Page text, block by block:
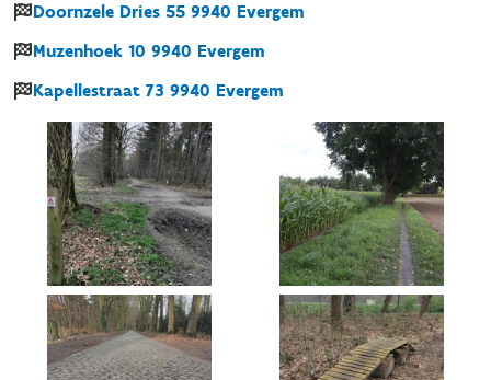
Doornzele Dries 55 9940 Evergem
Muzenhoek 10 9940 Evergem
Kapellestraat 73 9940 Evergem